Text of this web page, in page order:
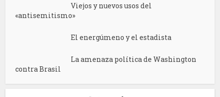
Viejos y nuevos usos del
«antisemitismo»
El energúmeno y el estadista
La amenaza política de Washington
contra Brasil